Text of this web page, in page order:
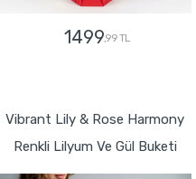
1499,99 TL
Vibrant Lily & Rose Harmony
Renkli Lilyum Ve Gül Buketi